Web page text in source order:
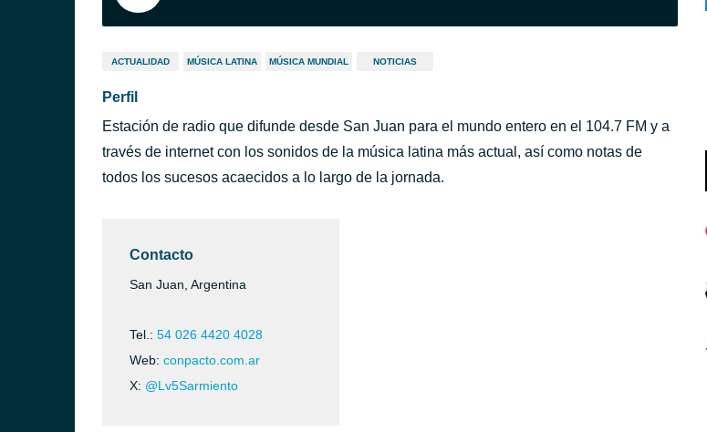
ACTUALIDAD MÚSICA LATINA MÚSICA MUNDIAL NOTICIAS
Perfil
Estación de radio que difunde desde San Juan para el mundo entero en el 104.7 FM y a
través de internet con los sonidos de la música latina más actual, así como notas de
todos los sucesos acaecidos a lo largo de la jornada.
Contacto
San Juan, Argentina
Tel.: 54 026 4420 4028
Web: conpacto.com.ar
X: @Lv5Sarmiento